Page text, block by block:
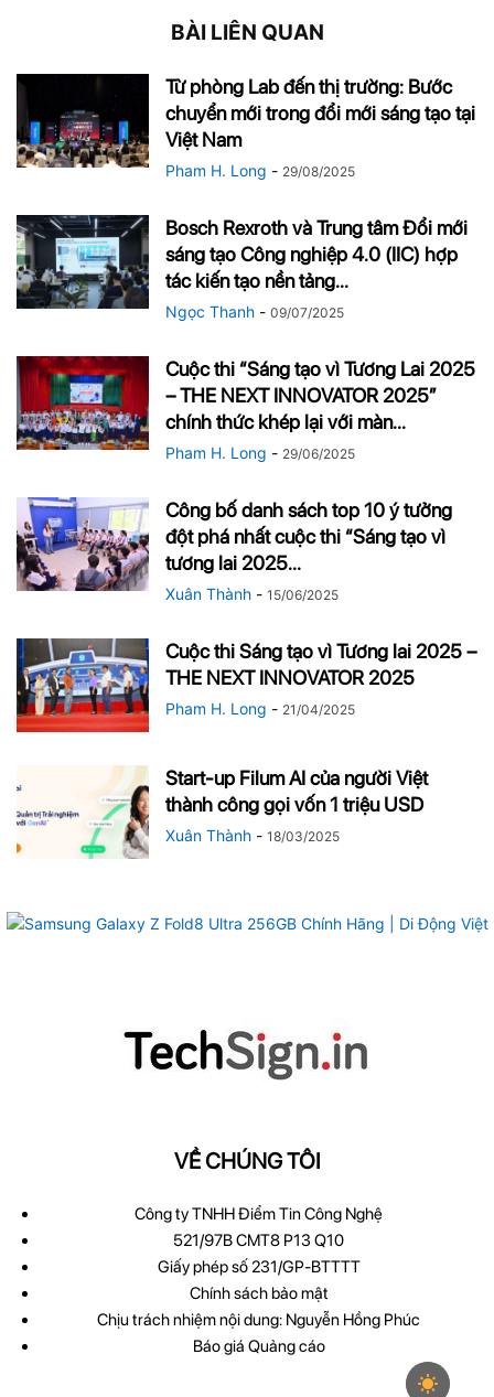
BÀI LIÊN QUAN
Từ phòng Lab đến thị trường: Bước
chuyển mới trong đổi mới sáng tạo tại
Việt Nam
Pham H. Long - 29/08/2025
Bosch Rexroth và Trung tâm Đổi mới
sáng tạo Công nghiệp 4.0 (IIC) hợp
tác kiến tạo nền tảng...
Ngọc Thanh - 09/07/2025
Cuộc thi “Sáng tạo vì Tương Lai 2025
– THE NEXT INNOVATOR 2025”
chính thức khép lại với màn...
Pham H. Long - 29/06/2025
Công bố danh sách top 10 ý tưởng
đột phá nhất cuộc thi “Sáng tạo vì
tương lai 2025...
Xuân Thành - 15/06/2025
Cuộc thi Sáng tạo vì Tương lai 2025 –
THE NEXT INNOVATOR 2025
Pham H. Long - 21/04/2025
Start-up Filum AI của người Việt
thành công gọi vốn 1 triệu USD
Xuân Thành - 18/03/2025
VỀ CHÚNG TÔI
Công ty TNHH Điểm Tin Công Nghệ
521/97B CMT8 P13 Q10
Giấy phép số 231/GP-BTTTT
Chính sách bảo mật
Chịu trách nhiệm nội dung: Nguyễn Hồng Phúc
Báo giá Quảng cáo